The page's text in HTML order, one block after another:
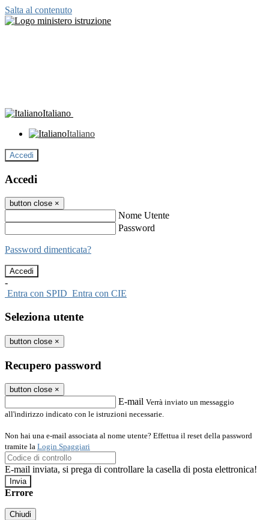
Salta al contenuto
Italiano
Italiano
Accedi
Accedi
button close ×
Nome Utente
Password
Password dimenticata?
-
Entra con SPID Entra con CIE
Seleziona utente
button close ×
Recupero password
button close ×
E-mail Verrà inviato un messaggio
all'indirizzo indicato con le istruzioni necessarie.
Non hai una e-mail associata al nome utente? Effettua il reset della password
tramite la Login Spaggiari
E-mail inviata, si prega di controllare la casella di posta elettronica!
Errore
Chiudi